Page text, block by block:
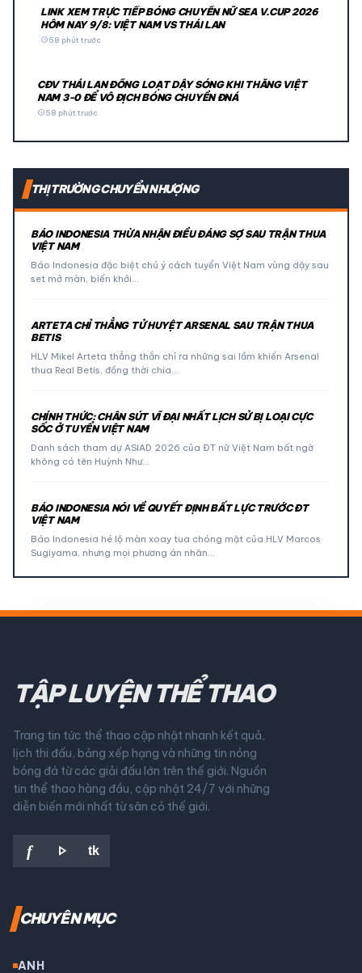
LINK XEM TRỰC TIẾP BÓNG CHUYỀN NỮ SEA V.CUP 2026
HÔM NAY 9/8: VIỆT NAM VS THÁI LAN
schedule58 phút trước
CĐV THÁI LAN ĐỒNG LOẠT DẬY SÓNG KHI THẮNG VIỆT
NAM 3-0 ĐỂ VÔ ĐỊCH BÓNG CHUYỀN ĐNÁ
schedule58 phút trước
THỊ TRƯỜNG CHUYỂN NHƯỢNG
BÁO INDONESIA THỪA NHẬN ĐIỀU ĐÁNG SỢ SAU TRẬN THUA
VIỆT NAM
Báo Indonesia đặc biệt chú ý cách tuyển Việt Nam vùng dậy sau
set mở màn, biến khởi…
ARTETA CHỈ THẲNG TỬ HUYỆT ARSENAL SAU TRẬN THUA
BETIS
HLV Mikel Arteta thẳng thắn chỉ ra những sai lầm khiến Arsenal
thua Real Betis, đồng thời chia…
CHÍNH THỨC: CHÂN SÚT VĨ ĐẠI NHẤT LỊCH SỬ BỊ LOẠI CỰC
SỐC Ở TUYỂN VIỆT NAM
Danh sách tham dự ASIAD 2026 của ĐT nữ Việt Nam bất ngờ
không có tên Huỳnh Như…
BÁO INDONESIA NÓI VỀ QUYẾT ĐỊNH BẤT LỰC TRƯỚC ĐT
VIỆT NAM
Báo Indonesia hé lộ màn xoay tua chóng mặt của HLV Marcos
Sugiyama, nhưng mọi phương án nhân…
TẬP LUYỆN THỂ THAO
Trang tin tức thể thao cập nhật nhanh kết quả,
lịch thi đấu, bảng xếp hạng và những tin nóng
bóng đá từ các giải đấu lớn trên thế giới. Nguồn
tin thể thao hàng đầu, cập nhật 24/7 với những
diễn biến mới nhất từ sân cỏ thế giới.
f play_arrow tk
CHUYÊN MỤC
ANH